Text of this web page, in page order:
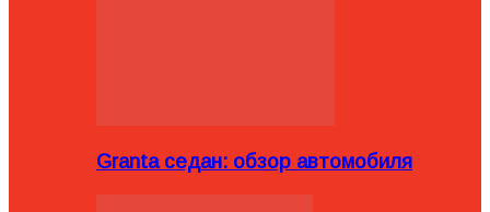
Granta седан: обзор автомобиля